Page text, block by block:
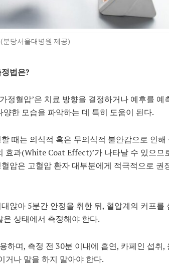
(분당서울대병원 제공)
법은?
정혈압’은 치료 방향을 결정하거나 예후를 예
한 모습을 파악하는 데 특히 도움이 된다.
때는 의식적 혹은 무의식적 불안감으로 인해
효과(White Coat Effect)’가 나타날 수 있으므
압은 고혈압 환자 대부분에게 적극적으로 권
앉아 5분간 안정을 취한 뒤, 혈압계의 커프를
상태에서 측정해야 한다.
하며, 측정 전 30분 이내에 흡연, 카페인 섭취,
거나 말을 하지 말아야 한다.